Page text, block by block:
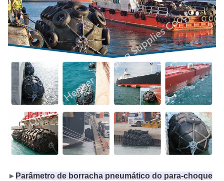
► Parâmetro de borracha pneumático do para-choque